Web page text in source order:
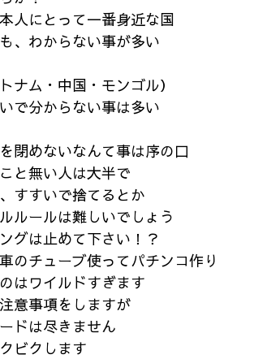
人にとって一番身近な国
、わからない事が多い
ナム・中国・モンゴル）
で分からない事は多い
閉めないなんて事は序の口
と無い人は大半で
すすいで捨てるとか
ルールは難しいでしょう
グは止めて下さい！？
のチューブ使ってパチンコ作り
はワイルドすぎます
意事項をしますが
ドは尽きません
ビクします